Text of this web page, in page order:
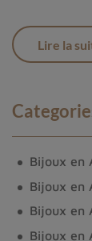
Découvrez
Lire la
Bijoux en
Bijoux en
Bijoux en
Bijoux en